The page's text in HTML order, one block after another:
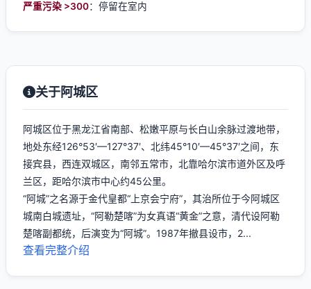
严重污染 >300：停留在室内
关于阿城区
阿城区位于黑龙江省南部、松嫩平原与长白山余脉过渡地带，
地处东经126°53′—127°37′、北纬45°10′—45°37′之间，东
接宾县，西连双城区，南邻五常市，北靠哈尔滨市道外区及呼
兰区，距哈尔滨市中心约45公里。
“阿城”之名源于金代皇都“上京会宁府”，其治所位于今阿城区
城南白城遗址，“阿勒楚喀”为女真语“黄金”之意，清代设阿勒
楚喀副都统，后演变为“阿城”。1987年撤县设市，2...
查看完整介绍